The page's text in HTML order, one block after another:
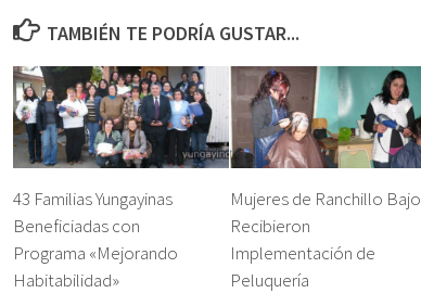
TAMBIÉN TE PODRÍA GUSTAR...
43 Familias Yungayinas
Beneficiadas con
Programa «Mejorando
Habitabilidad»
Mujeres de Ranchillo Bajo
Recibieron
Implementación de
Peluquería